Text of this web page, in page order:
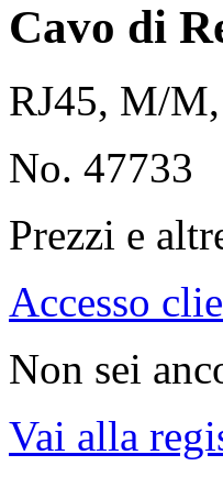
Cavo di
RJ45, M/
No. 47733
Prezzi e
Accesso
Non sei
Vai alla